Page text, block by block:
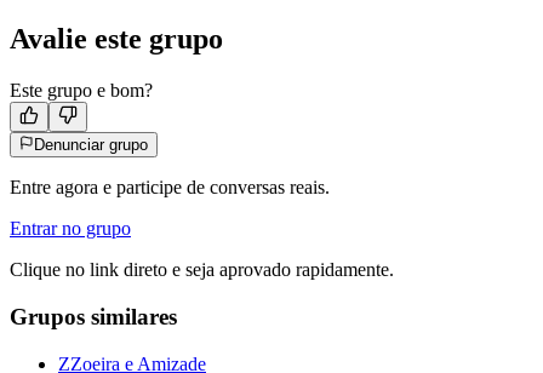
Avalie este grupo
Este grupo e bom?
Denunciar grupo
Entre agora e participe de conversas reais.
Entrar no grupo
Clique no link direto e seja aprovado rapidamente.
Grupos similares
ZZoeira e Amizade